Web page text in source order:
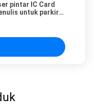
pintar IC Card
untuk parkir